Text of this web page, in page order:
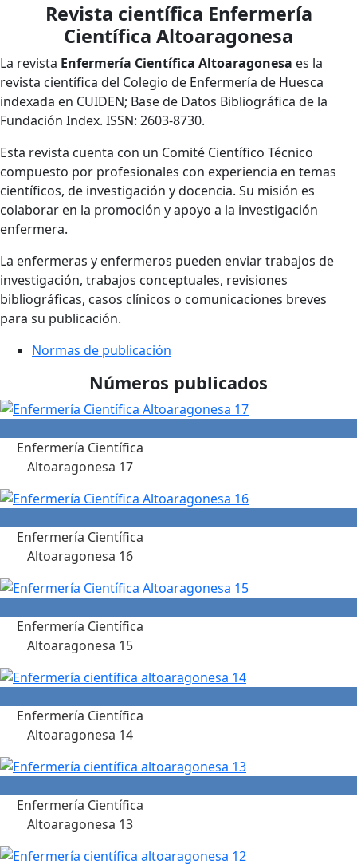
Revista científica Enfermería
Científica Altoaragonesa
La revista Enfermería Científica Altoaragonesa es la
revista científica del Colegio de Enfermería de Huesca
indexada en CUIDEN; Base de Datos Bibliográfica de la
Fundación Index. ISSN: 2603-8730.
Esta revista cuenta con un Comité Científico Técnico
compuesto por profesionales con experiencia en temas
científicos, de investigación y docencia. Su misión es
colaborar en la promoción y apoyo a la investigación
enfermera.
La enfermeras y enfermeros pueden enviar trabajos de
investigación, trabajos conceptuales, revisiones
bibliográficas, casos clínicos o comunicaciones breves
para su publicación.
Normas de publicación
Números publicados
Enfermería Científica
Altoaragonesa 17
Enfermería Científica
Altoaragonesa 16
Enfermería Científica
Altoaragonesa 15
Enfermería Científica
Altoaragonesa 14
Enfermería Científica
Altoaragonesa 13